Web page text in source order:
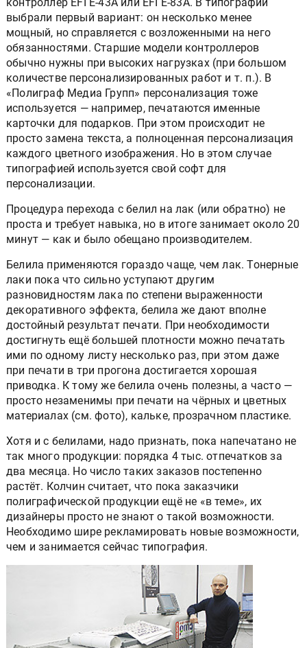
выбрали первый вариант: он несколько менее
мощный, но справляется с возложенными на него
обязанностями. Старшие модели контроллеров
обычно нужны при высоких нагрузках (при большом
количестве персонализированных работ и т. п.). В
«Полиграф Медиа Групп» персонализация тоже
используется — например, печатаются именные
карточки для подарков. При этом происходит не
просто замена текста, а полноценная персонализация
каждого цветного изображения. Но в этом случае
типографией используется свой софт для
персонализации.
Процедура перехода с белил на лак (или обратно) не
проста и требует навыка, но в итоге занимает около 20
минут — как и было обещано производителем.
Белила применяются гораздо чаще, чем лак. Тонерные
лаки пока что сильно уступают другим
разновидностям лака по степени выраженности
декоративного эффекта, белила же дают вполне
достойный результат печати. При необходимости
достигнуть ещё большей плотности можно печатать
ими по одному листу несколько раз, при этом даже
при печати в три прогона достигается хорошая
приводка. К тому же белила очень полезны, а часто —
просто незаменимы при печати на чёрных и цветных
материалах (см. фото), кальке, прозрачном пластике.
Хотя и с белилами, надо признать, пока напечатано не
так много продукции: порядка 4 тыс. отпечатков за
два месяца. Но число таких заказов постепенно
растёт. Колчин считает, что пока заказчики
полиграфической продукции ещё не «в теме», их
дизайнеры просто не знают о такой возможности.
Необходимо шире рекламировать новые возможности,
чем и занимается сейчас типография.